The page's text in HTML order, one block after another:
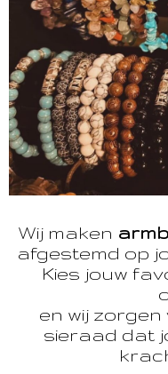
Wij maken
afgestemd op
Kies jouw
en wij
sieraad dat